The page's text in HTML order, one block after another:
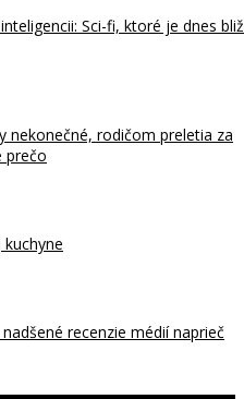
Sci-fi, ktoré je dnes
nekonečné, rodičom preletia za
prečo
recenzie médií naprieč